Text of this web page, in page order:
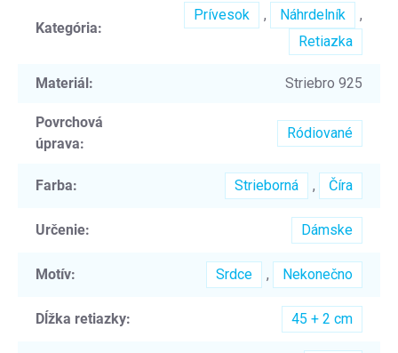
Kategória:
Prívesok , Náhrdelník
,
Retiazka
Materiál: Striebro 925
Povrchová
úprava:
Ródiované
Farba: Strieborná , Číra
Určenie: Dámske
Motív: Srdce , Nekonečno
Dĺžka retiazky: 45 + 2 cm